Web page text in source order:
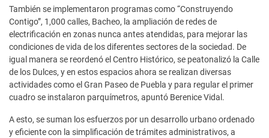
También se implementaron programas como “Construyendo
Contigo”, 1,000 calles, Bacheo, la ampliación de redes de
electrificación en zonas nunca antes atendidas, para mejorar las
condiciones de vida de los diferentes sectores de la sociedad. De
igual manera se reordenó el Centro Histórico, se peatonalizó la Calle
de los Dulces, y en estos espacios ahora se realizan diversas
actividades como el Gran Paseo de Puebla y para regular el primer
cuadro se instalaron parquímetros, apuntó Berenice Vidal.
A esto, se suman los esfuerzos por un desarrollo urbano ordenado
y eficiente con la simplificación de trámites administrativos, a